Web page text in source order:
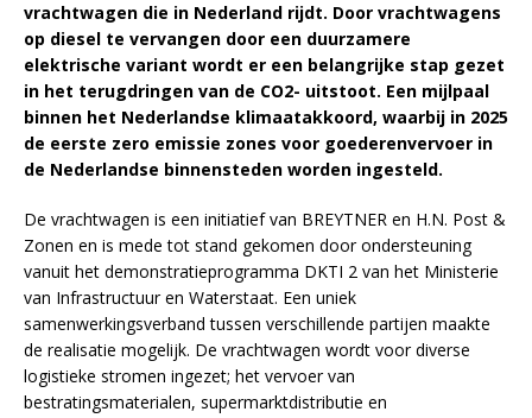
vrachtwagen die in Nederland rijdt. Door vrachtwagens
op diesel te vervangen door een duurzamere
elektrische variant wordt er een belangrijke stap gezet
in het terugdringen van de CO2- uitstoot. Een mijlpaal
binnen het Nederlandse klimaatakkoord, waarbij in 2025
de eerste zero emissie zones voor goederenvervoer in
de Nederlandse binnensteden worden ingesteld.
De vrachtwagen is een initiatief van BREYTNER en H.N. Post &
Zonen en is mede tot stand gekomen door ondersteuning
vanuit het demonstratieprogramma DKTI 2 van het Ministerie
van Infrastructuur en Waterstaat. Een uniek
samenwerkingsverband tussen verschillende partijen maakte
de realisatie mogelijk. De vrachtwagen wordt voor diverse
logistieke stromen ingezet; het vervoer van
bestratingsmaterialen, supermarktdistributie en